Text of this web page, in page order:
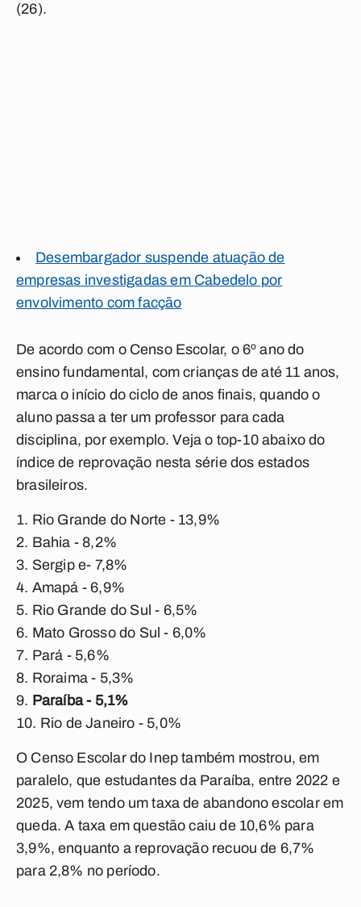
(26).
Desembargador suspende atuação de
empresas investigadas em Cabedelo por
envolvimento com facção
De acordo com o Censo Escolar, o 6º ano do
ensino fundamental, com crianças de até 11 anos,
marca o início do ciclo de anos finais, quando o
aluno passa a ter um professor para cada
disciplina, por exemplo. Veja o top-10 abaixo do
índice de reprovação nesta série dos estados
brasileiros.
Rio Grande do Norte - 13,9%
Bahia - 8,2%
Sergip e- 7,8%
Amapá - 6,9%
Rio Grande do Sul - 6,5%
Mato Grosso do Sul - 6,0%
Pará - 5,6%
Roraima - 5,3%
Paraíba - 5,1%
Rio de Janeiro - 5,0%
O Censo Escolar do Inep também mostrou, em
paralelo, que estudantes da Paraíba, entre 2022 e
2025, vem tendo um taxa de abandono escolar em
queda. A taxa em questão caiu de 10,6% para
3,9%, enquanto a reprovação recuou de 6,7%
para 2,8% no período.